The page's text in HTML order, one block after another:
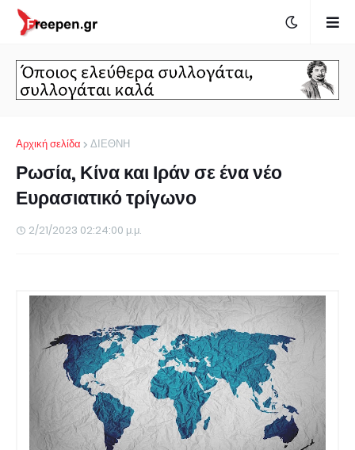
Αρχική σελίδα ΔΙΕΘΝΗ
Ρωσία, Κίνα και Ιράν σε ένα νέο
Ευρασιατικό τρίγωνο
2/21/2023 02:24:00 μ.μ.